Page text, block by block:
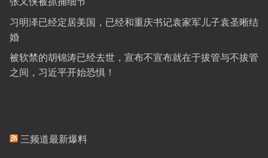
习明泽已经定居美国，已经和重庆书记袁家军儿子袁圣晰结
婚
被软禁的胡锦涛已经去世，宣布不宣布就在于拔管与不拔管
之间，习近平开始恐惧！
三频道最新爆料